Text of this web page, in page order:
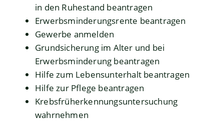
in den Ruhestand beantragen
Erwerbsminderungsrente beantragen
Gewerbe anmelden
Grundsicherung im Alter und bei
Erwerbsminderung beantragen
Hilfe zum Lebensunterhalt beantragen
Hilfe zur Pflege beantragen
Krebsfrüherkennungsuntersuchung
wahrnehmen